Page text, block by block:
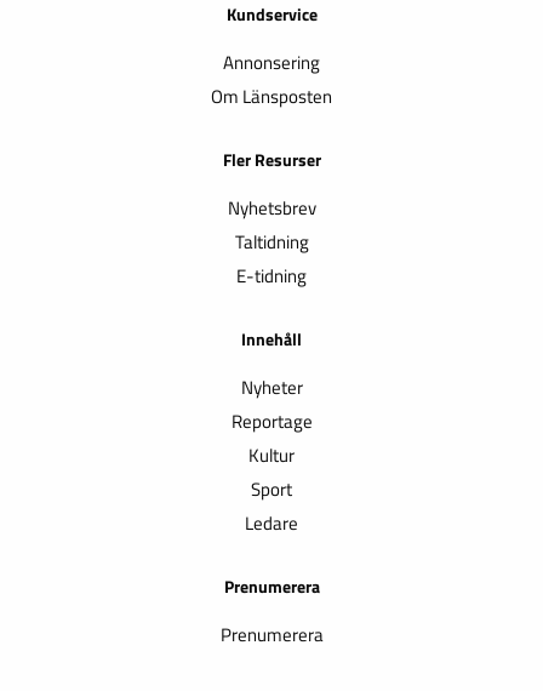
Kundservice
Annonsering
Om Länsposten
Fler Resurser
Nyhetsbrev
Taltidning
E-tidning
Innehåll
Nyheter
Reportage
Kultur
Sport
Ledare
Prenumerera
Prenumerera